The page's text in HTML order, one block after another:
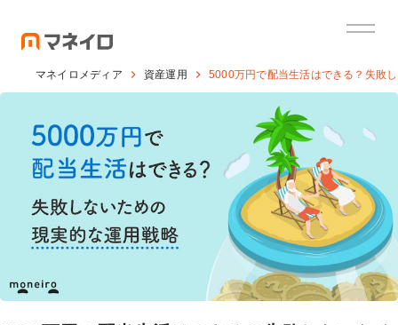
マネイロメディア 資産運用 5000万円で配当生活はできる？失敗